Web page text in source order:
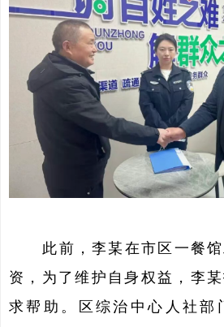
此前，李某在市区一餐
资，为了维护自身权益，李
求帮助。区综治中心人社部